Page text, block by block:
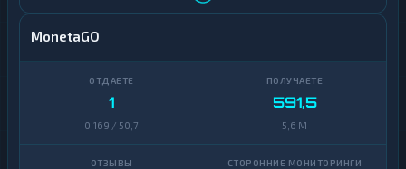
MonetaGO
1
0,169 / 50,7
591,5
5,6 M